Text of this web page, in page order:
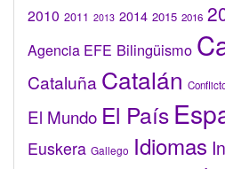
2010 2011 2013 2014 2015 2016
Agencia EFE Bilingüismo
Cataluña Catalán
El Mundo El País
Euskera Gallego Idiomas